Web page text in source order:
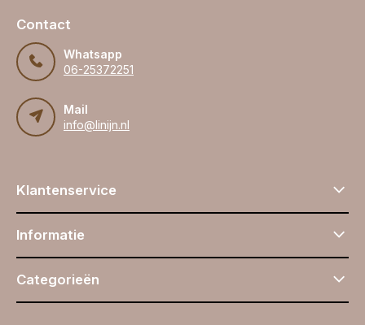
Contact
Whatsapp
06-25372251
Mail
info@linijn.nl
Klantenservice
Informatie
Categorieën